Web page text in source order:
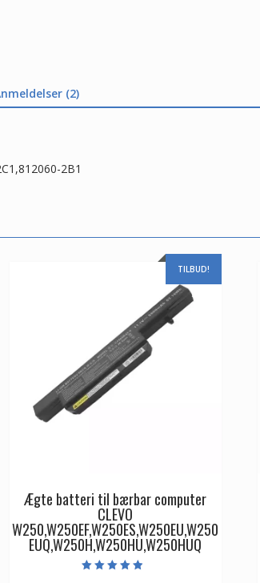
(2)
2B1
TILBUD!
Ægte batteri til bærbar computer
CLEVO
W250,W250EF,W250ES,W250EU,W250
EUQ,W250H,W250HU,W250HUQ